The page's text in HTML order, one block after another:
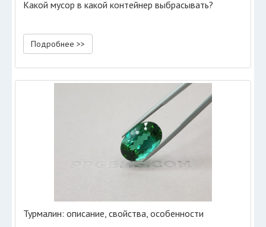
Какой мусор в какой контейнер выбрасывать?
Подробнее >>
Турмалин: описание, свойства, особенности